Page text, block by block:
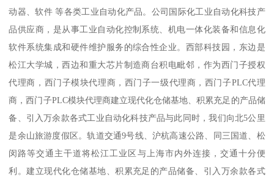
动器、软件 等各类工业自动化产品。公司国际化工业自动化科技产
品供应商，是从事工业自动化控制系统、机电一体化装备和信息化
软件系统集成和硬件维护服务的综合性企业。西部科技园，东边是
松江大学城，西边和重大芯片制造商台积电毗邻，作为西门子授权
代理商，西门子模块代理商，西门子一级代理商，西门子PLC代理
商，西门子PLC模块代理商建立现代化仓储基地、积累充足的产品储
备、引入万余款各式工业自动化科技产品与此同时，我们向北5公里
是余山旅游度假区。轨道交通9号线、沪杭高速公路、同三国道、松
闵路等交通主干道将松江工业区与上海市内外连接，交通十分便
利。建立现代化仓储基地、积累充足的产品储备、引入万余款各式